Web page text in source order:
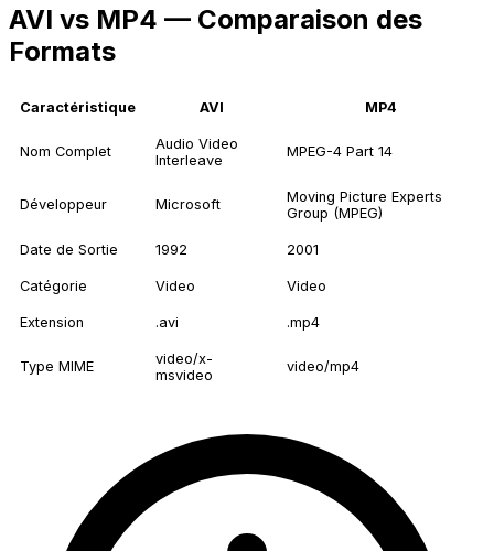
AVI vs MP4 — Comparaison des
Formats
Caractéristique AVI MP4
Nom Complet
Audio Video
Interleave
MPEG-4 Part 14
Développeur Microsoft
Moving Picture Experts
Group (MPEG)
Date de Sortie 1992 2001
Catégorie Video Video
Extension .avi .mp4
Type MIME
video/x-
msvideo
video/mp4